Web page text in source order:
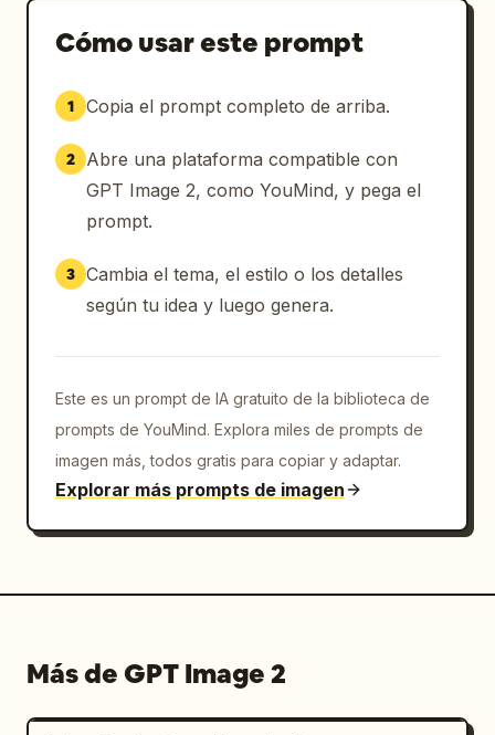
Cómo usar este prompt
1 Copia el prompt completo de arriba.
2
Abre una plataforma compatible con
GPT Image 2, como YouMind, y pega el
prompt.
3 Cambia el tema, el estilo o los detalles
según tu idea y luego genera.
Este es un prompt de IA gratuito de la biblioteca de
prompts de YouMind. Explora miles de prompts de
imagen más, todos gratis para copiar y adaptar.
Explorar más prompts de imagen
Más de GPT Image 2